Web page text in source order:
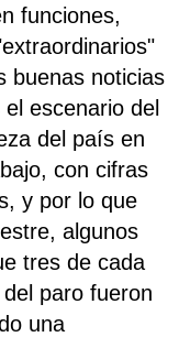
funciones,
buenas noticias
escenario del
del país en
con cifras
y por lo que
algunos
tres de cada
paro fueron
una